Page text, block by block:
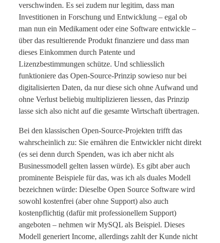
verschwinden. Es sei zudem nur legitim, dass man
Investitionen in Forschung und Entwicklung – egal ob
man nun ein Medikament oder eine Software entwickle –
über das resultierende Produkt finanziere und dass man
dieses Einkommen durch Patente und
Lizenzbestimmungen schütze. Und schliesslich
funktioniere das Open-Source-Prinzip sowieso nur bei
digitalisierten Daten, da nur diese sich ohne Aufwand und
ohne Verlust beliebig multiplizieren liessen, das Prinzip
lasse sich also nicht auf die gesamte Wirtschaft übertragen.
Bei den klassischen Open-Source-Projekten trifft das
wahrscheinlich zu: Sie ernähren die Entwickler nicht direkt
(es sei denn durch Spenden, was ich aber nicht als
Businessmodell gelten lassen würde). Es gibt aber auch
prominente Beispiele für das, was ich als duales Modell
bezeichnen würde: Dieselbe Open Source Software wird
sowohl kostenfrei (aber ohne Support) also auch
kostenpflichtig (dafür mit professionellem Support)
angeboten – nehmen wir MySQL als Beispiel. Dieses
Modell generiert Income, allerdings zahlt der Kunde nicht